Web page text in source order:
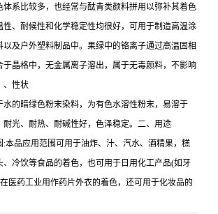
体系比较多，也经常与酞青类颜料拼用以弥补其着色
性、耐候性和化学稳定性均很好，可用于制造高温涂
以及户外塑料制品中。果绿中的铬离子通过高温固相
于晶格中，无金属离子溶出，属于无毒颜料，不影响
、性状
水的暗绿色粉末染料，为有色水溶性粉末，易溶于
耐光、耐热、耐碱性好，色泽稳定。二、用途
:本品应用范围可用于油炸、汁、汽水、酒精果，糕
、冷饮等食品的着色，也可用于日用化工产品(如牙
医药工业用作药片外衣的着色，还可用于化妆品的